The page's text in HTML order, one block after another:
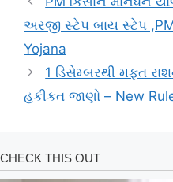
અરજી સ્ટેપ બાય સ્ટેપ
Yojana
1 ડિસેમ્બરથી મફત
હકીકત જાણો – New